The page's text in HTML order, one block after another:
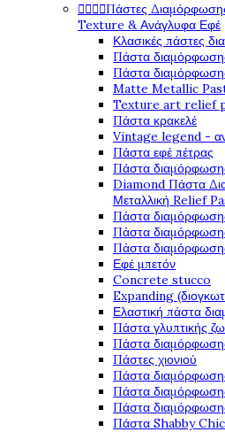
   Πάστες
Texture & Ανάγλυφα Εφέ
Κλασικές πάστες
Πάστα
Πάστα
Matte Metallic
Texture art relief
Πάστα κρακελέ
Vintage legend -
Πάστα εφέ πέτρας
Πάστα διαμόρφωσης
Diamond Πάστα
Μεταλλική Relief
Πάστα
Πάστα
Πάστα
Εφέ μπετόν
Concrete stucco
Expanding
Ελαστική πάστα
Πάστα γλυπτικής
Πάστα
Πάστες χιονιού
Πάστα
Πάστα
Πάστα
Πάστα Shabby